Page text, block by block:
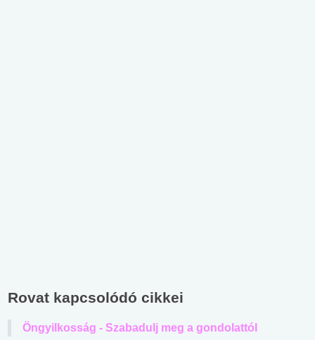
Rovat kapcsolódó cikkei
Öngyilkosság - Szabadulj meg a gondolattól